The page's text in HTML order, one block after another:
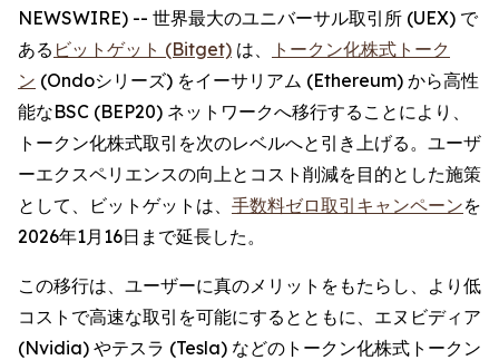
NEWSWIRE) -- 世界最大のユニバーサル取引所 (UEX) で
ある ビットゲット (Bitget) は、
トークン化株式トーク
ン (Ondoシリーズ) をイーサリアム (Ethereum) から高性
能なBSC (BEP20) ネットワークへ移行することにより、
トークン化株式取引を次のレベルへと引き上げる。ユーザ
ーエクスペリエンスの向上とコスト削減を目的とした施策
として、ビットゲットは、 手数料ゼロ取引キャンペーンを
2026年1月16日まで延長した。
この移行は、ユーザーに真のメリットをもたらし、より低
コストで高速な取引を可能にするとともに、エヌビディア
(Nvidia) やテスラ (Tesla) などのトークン化株式トークン